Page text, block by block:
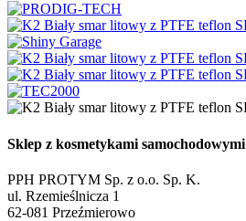
Sklep z kosmetykami samochodowymi
PPH PROTYM Sp. z o.o. Sp. K.
ul. Rzemieślnicza 1
62-081 Przeźmierowo